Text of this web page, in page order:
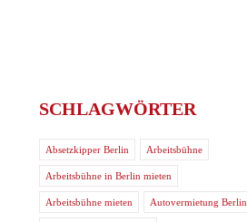
SCHLAGWÖRTER
Absetzkipper Berlin Arbeitsbühne
Arbeitsbühne in Berlin mieten
Arbeitsbühne mieten Autovermietung Berlin